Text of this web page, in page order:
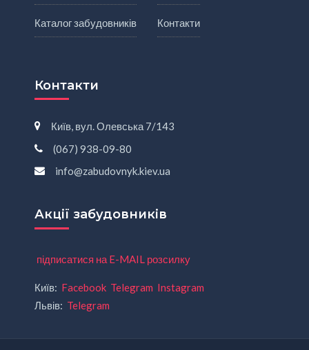
Каталог забудовників Контакти
Контакти
Київ, вул. Олевська 7/143
(067) 938-09-80
info@zabudovnyk.kiev.ua
Акції забудовників
підписатися на E-MAIL розсилку
Київ: Facebook Telegram Instagram
Львів: Telegram